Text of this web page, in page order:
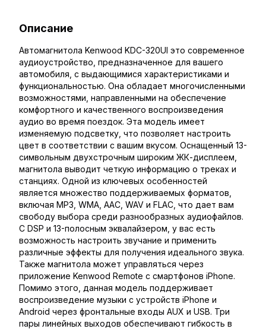
Описание
Автомагнитола Kenwood KDC-320UI это современное
аудиоустройство, предназначенное для вашего
автомобиля, с выдающимися характеристиками и
функциональностью. Она обладает многочисленными
возможностями, направленными на обеспечение
комфортного и качественного воспроизведения
аудио во время поездок. Эта модель имеет
изменяемую подсветку, что позволяет настроить
цвет в соответствии с вашим вкусом. Оснащенный 13-
символьным двухстрочным широким ЖК-дисплеем,
магнитола выводит четкую информацию о треках и
станциях. Одной из ключевых особенностей
является множество поддерживаемых форматов,
включая MP3, WMA, AAC, WAV и FLAC, что дает вам
свободу выбора среди разнообразных аудиофайлов.
С DSP и 13-полосным эквалайзером, у вас есть
возможность настроить звучание и применить
различные эффекты для получения идеального звука.
Также магнитола может управляться через
приложение Kenwood Remote с смартфонов iPhone.
Помимо этого, данная модель поддерживает
воспроизведение музыки с устройств iPhone и
Android через фронтальные входы AUX и USB. Три
пары линейных выходов обеспечивают гибкость в